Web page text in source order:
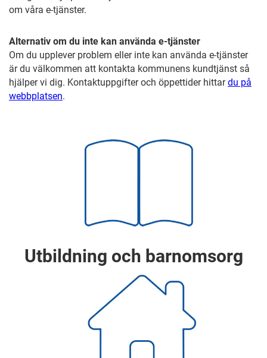
om våra e-tjänster.
Alternativ om du inte kan använda e-tjänster
Om du upplever problem eller inte kan använda e-tjänster
är du välkommen att kontakta kommunens kundtjänst så
hjälper vi dig. Kontaktuppgifter och öppettider hittardu på
webbplatsen.
Utbildning och barnomsorg